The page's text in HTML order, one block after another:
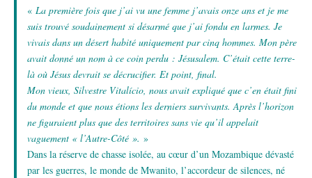
« La première fois que j’ai vu une femme j’avais onze ans et je me
suis trouvé soudainement si désarmé que j’ai fondu en larmes. Je
vivais dans un désert habité uniquement par cinq hommes. Mon père
avait donné un nom à ce coin perdu : Jésusalem. C’était cette terre-
là où Jésus devrait se décrucifier. Et point, final.
Mon vieux, Silvestre Vitalício, nous avait expliqué que c’en était fini
du monde et que nous étions les derniers survivants. Après l’horizon
ne figuraient plus que des territoires sans vie qu’il appelait
vaguement « l’Autre-Côté ». »
Dans la réserve de chasse isolée, au cœur d’un Mozambique dévasté
par les guerres, le monde de Mwanito, l’accordeur de silences, né